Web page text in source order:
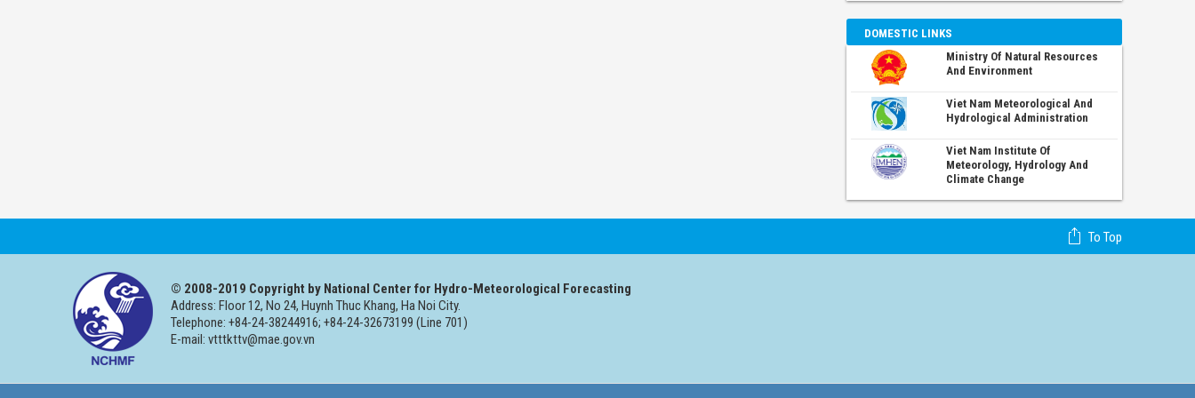
DOMESTIC LINKS
Ministry Of Natural Resources
And Environment
Viet Nam Meteorological And
Hydrological Administration
Viet Nam Institute Of
Meteorology, Hydrology And
Climate Change
To Top
© 2008-2019 Copyright by National Center for Hydro-Meteorological Forecasting
Address: Floor 12, No 24, Huynh Thuc Khang, Ha Noi City.
Telephone: +84-24-38244916; +84-24-32673199 (Line 701)
E-mail: vtttkttv@mae.gov.vn